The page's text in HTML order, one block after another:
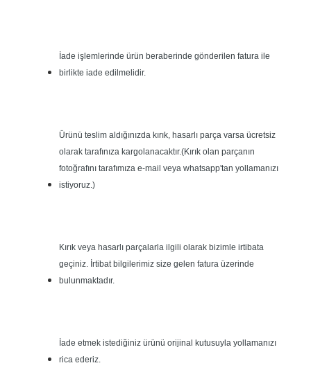
İade işlemlerinde ürün beraberinde gönderilen fatura ile
birlikte iade edilmelidir.
Ürünü teslim aldığınızda kırık, hasarlı parça varsa ücretsiz
olarak tarafınıza kargolanacaktır.(Kırık olan parçanın
fotoğrafını tarafımıza e-mail veya whatsapp'tan yollamanızı
istiyoruz.)
Kırık veya hasarlı parçalarla ilgili olarak bizimle irtibata
geçiniz. İrtibat bilgilerimiz size gelen fatura üzerinde
bulunmaktadır.
İade etmek istediğiniz ürünü orijinal kutusuyla yollamanızı
rica ederiz.